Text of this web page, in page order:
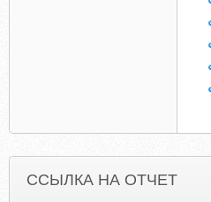
ССЫЛКА НА ОТЧЕТ